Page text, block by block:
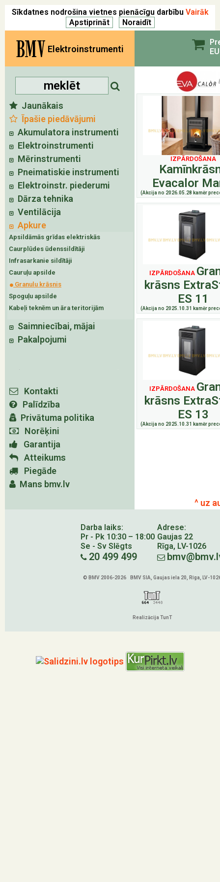
Sīkdatnes nodrošina vietnes pienācīgu darbību Vairāk
BMV Elektroinstrumenti
Jaunākais
Īpašie piedāvājumi
Akumulatora instrumenti
Elektroinstrumenti
Mērinstrumenti
Pneimatiskie instrumenti
Elektroinstr. piederumi
Dārza tehnika
Ventilācija
Apkure
Apsildāmās grīdas elektriskās
Caurplūdes ūdenssildītāji
Infrasarkanie sildītāji
Cauruļu apsilde
Granulu krāsnis
Spoguļu apsilde
Kabeļi teknēm un āra teritorijām
Saimniecībai, mājai
Pakalpojumi
Kontakti
Palīdzība
Privātuma politika
Norēķini
Garantija
Atteikums
Piegāde
Mans bmv.lv
IZPĀRDOŠANA
Evacalor
(Akcija no 2026.05.28 kamēr
IZPĀRDOŠANA
krāsns
ES 11
(Akcija no 2025.10.31 kamēr
IZPĀRDOŠANA
krāsns
ES 13
(Akcija no 2025.10.31 kamēr
^ uz
Darba laiks:
Pr - Pk 10:30 – 18:00
Se - Sv Slēgts
20 499 499
Adrese:
Gaujas 22
Rīga, LV-1026
© BMV 2006-2026 BMV SIA, Gaujas iela 20, Rīga, LV-
Realizācija TunT